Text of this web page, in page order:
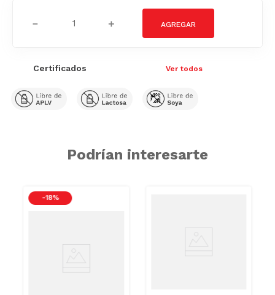
＋
－
Certificados Ver todos
Podrían interesarte
-18 %
SODIO/GRASAS-